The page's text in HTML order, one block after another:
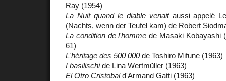
Ray (1954)
La Nuit quand le diable venaitaussi appelé
(Nachts, wenn der Teufel kam) de Robert
La condition de l'homme de Masaki Kobayashi
61)
L'héritage des 500 000de Toshiro Mifune (1963)
I basilischide Lina Wertmüller (1963)
El Otro Cristobald'Armand Gatti (1963)